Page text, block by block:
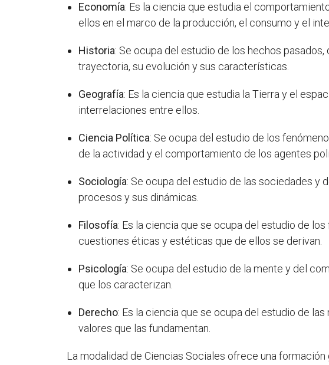
Economía: Es la ciencia que estudia el
ellos en el marco de la producción, el consumo y el
Historia: Se ocupa del estudio de los hechos
trayectoria, su evolución y sus características.
Geografía: Es la ciencia que estudia la Tierra y el
interrelaciones entre ellos.
Ciencia Política: Se ocupa del estudio de los
de la actividad y el comportamiento de los agentes
Sociología: Se ocupa del estudio de las sociedades y
procesos y sus dinámicas.
Filosofía: Es la ciencia que se ocupa del estudio de
cuestiones éticas y estéticas que de ellos se derivan.
Psicología: Se ocupa del estudio de la mente y del
que los caracterizan.
Derecho: Es la ciencia que se ocupa del estudio de
valores que las fundamentan.
La modalidad de Ciencias Sociales ofrece una